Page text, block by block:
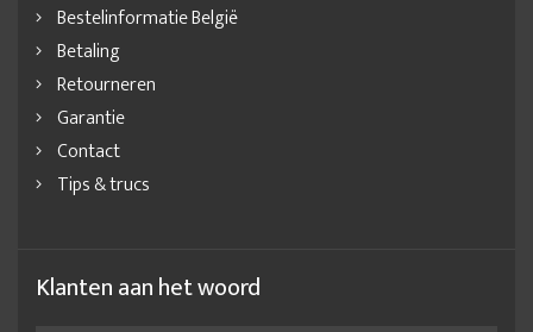
Bestelinformatie België
Betaling
Retourneren
Garantie
Contact
Tips & trucs
Klanten aan het woord